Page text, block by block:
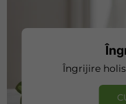
Îngrijire